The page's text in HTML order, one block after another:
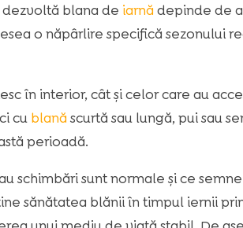
dezvoltă blana de iarnă depinde de
o năpârlire specifică sezonului
în interior, cât și celor care au
cu blană scurtă sau lungă, pui sau
perioadă.
schimbări sunt normale și ce
sănătatea blănii în timpul iernii